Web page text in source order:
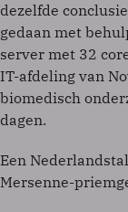
dezelfde
gedaan met
server met 32
IT-afdeling van
biomedisch
dagen.
Een
Mersenne-